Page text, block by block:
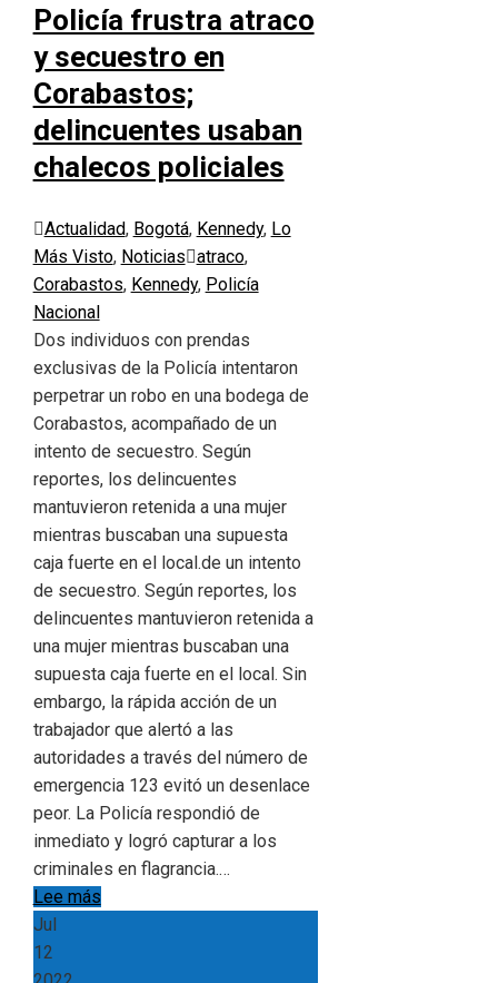
Policía frustra atraco
y secuestro en
Corabastos;
delincuentes usaban
chalecos policiales
Actualidad, Bogotá, Kennedy, Lo
Más Visto, Noticias atraco,
Corabastos, Kennedy, Policía
Nacional
Dos individuos con prendas
exclusivas de la Policía intentaron
perpetrar un robo en una bodega de
Corabastos, acompañado de un
intento de secuestro. Según
reportes, los delincuentes
mantuvieron retenida a una mujer
mientras buscaban una supuesta
caja fuerte en el local.de un intento
de secuestro. Según reportes, los
delincuentes mantuvieron retenida a
una mujer mientras buscaban una
supuesta caja fuerte en el local. Sin
embargo, la rápida acción de un
trabajador que alertó a las
autoridades a través del número de
emergencia 123 evitó un desenlace
peor. La Policía respondió de
inmediato y logró capturar a los
criminales en flagrancia.…
Lee más
Jul
12